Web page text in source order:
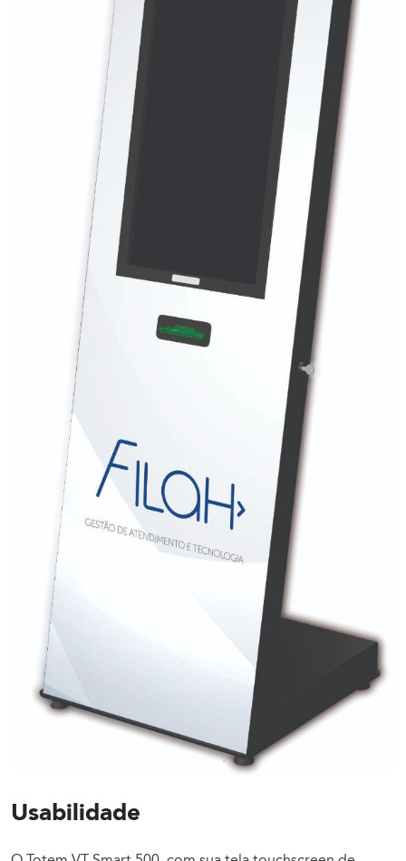
Usabilidade